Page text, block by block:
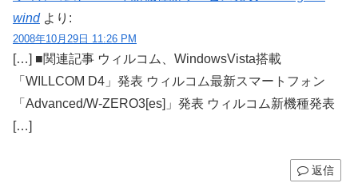
wind より:
2008年10月29日 11:26 PM
[…] ■関連記事 ウィルコム、WindowsVista搭載
「WILLCOM D4」発表 ウィルコム最新スマートフォン
「Advanced/W-ZERO3[es]」発表 ウィルコム新機種発表
[…]
返信